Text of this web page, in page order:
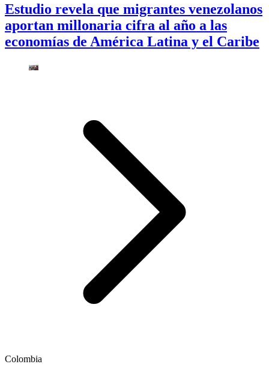
Estudio revela que migrantes venezolanos
aportan millonaria cifra al año a las
economías de América Latina y el Caribe
Colombia